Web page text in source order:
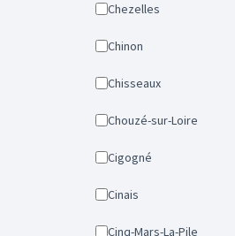
Chezelles
Chinon
Chisseaux
Chouzé-sur-Loire
Cigogné
Cinais
Cinq-Mars-La-Pile